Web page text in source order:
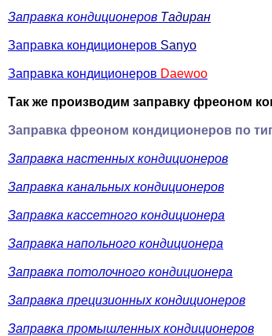
Заправка кондиционеров Тадиран
Заправка кондиционеров Sanyo
Заправка кондиционеров Daewoo
Так же производим заправку фреоном
Заправка фреоном кондиционеров по
Заправка настенных кондиционеров
Заправка канальных кондиционеров
Заправка кассетного кондиционера
Заправка напольного кондиционера
Заправка потолочного кондиционера
Заправка прецизионных кондиционеров
Заправка промышленных кондиционеров